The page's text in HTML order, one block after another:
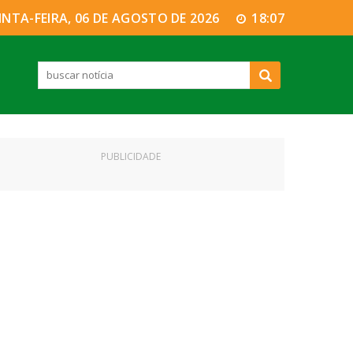
FEIRA, 06 DE AGOSTO DE 2026 18:07
PUBLICIDADE